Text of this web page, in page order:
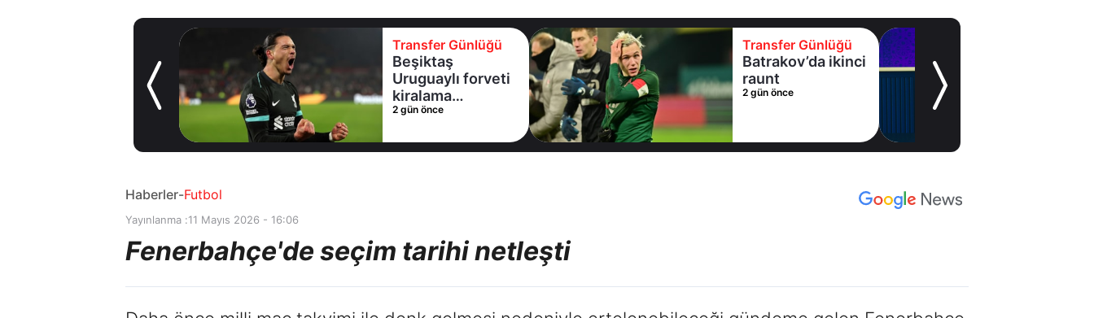
Transfer Günlüğü
Uruguaylı forveti
konusunda Al
Hilal ile anlaştı!
Adım adım Nunez
Transfer Günlüğü
Batrakov’da ikinci
raunt
2 gün önce
Transfer Günlüğü
Eyüpspor yeni
forvetini açıkladı
2 gün önce
Haberler-Futbol
Yayınlanma :11 Mayıs 2026 - 16:06
Fenerbahçe'de seçim tarihi netleşti